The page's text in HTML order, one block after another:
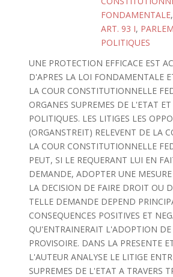
FONDAMENTALE,
ART. 93 I,
POLITIQUES
UNE PROTECTION EFFICACE EST
D'APRES LA LOI FONDAMENTALE
LA COUR CONSTITUTIONNELLE
ORGANES SUPREMES DE L'ETAT
POLITIQUES. LES LITIGES LES
(ORGANSTREIT) RELEVENT DE LA
LA COUR CONSTITUTIONNELLE
PEUT, SI LE REQUERANT LUI EN
DEMANDE, ADOPTER UNE MESURE
LA DECISION DE FAIRE DROIT OU
TELLE DEMANDE DEPEND
CONSEQUENCES POSITIVES ET
QU'ENTRAINERAIT L'ADOPTION DE
PROVISOIRE. DANS LA PRESENTE
L'AUTEUR ANALYSE LE LITIGE
SUPREMES DE L'ETAT A TRAVERS